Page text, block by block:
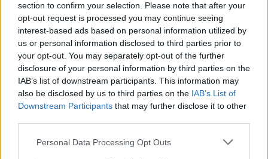
section to confirm your selection. Please note that after your
opt-out request is processed you may continue seeing
interest-based ads based on personal information utilized by
us or personal information disclosed to third parties prior to
your opt-out. You may separately opt-out of the further
disclosure of your personal information by third parties on the
IAB’s list of downstream participants. This information may
also be disclosed by us to third parties on the IAB’s List of
Downstream Participants that may further disclose it to other
Please note that this website/app uses one or more Google
Personal Data Processing Opt Outs
Σχόλια
Σε πορτοκαλί συναγερμό
για φωτιές η χώρα και τη
Δευτέρα: Στα 9 μποφόρ οι
άνεμοι – Πάνω από 400
πυρκαγιές σε 10 ημέρες
Μετέτρεψαν το
Σαρακήνικο της
ελικοδρόμιο –
το ελικόπτερο τους
κάνουν μπάνιο